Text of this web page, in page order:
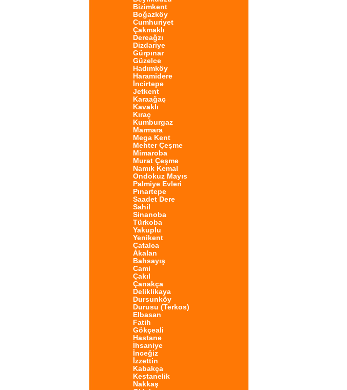
Bizimkent
Boğazköy
Cumhuriyet
Çakmaklı
Dereağzı
Dizdariye
Gürpınar
Güzelce
Hadımköy
Haramidere
İncirtepe
Jetkent
Karaağaç
Kavaklı
Kıraç
Kumburgaz
Marmara
Mega Kent
Mehter Çeşme
Mimaroba
Murat Çeşme
Namık Kemal
Ondokuz Mayıs
Palmiye Evleri
Pınartepe
Saadet Dere
Sahil
Sinanoba
Türkoba
Yakuplu
Yenikent
Çatalca
Akalan
Bahsayış
Cami
Çakıl
Çanakça
Deliklikaya
Dursunköy
Durusu (Terkos)
Elbasan
Fatih
Gökçeali
Hastane
İhsaniye
İnceğiz
İzzettin
Kabakça
Kestanelik
Nakkaş